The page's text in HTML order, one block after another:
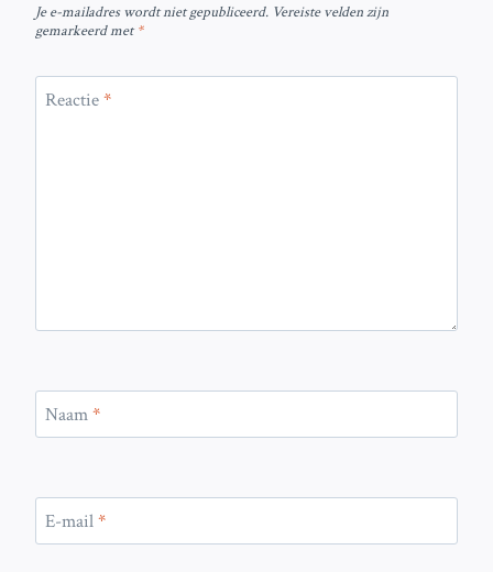
Je e-mailadres wordt niet gepubliceerd. Vereiste velden zijn
gemarkeerd met*
Reactie*
Naam*
E-mail*